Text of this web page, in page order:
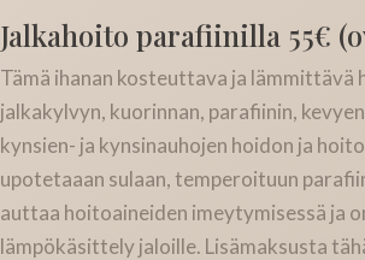
Jalkahoito parafiinilla 55€
Tämä ihanan kosteuttava ja lämmittävä
jalkakylvyn, kuorinnan, parafiinin,
kynsien- ja kynsinauhojen hoidon ja
upotetaaan sulaan, temperoituun
auttaa hoitoaineiden imeytymisessä ja
lämpökäsittely jaloille. Lisämaksusta